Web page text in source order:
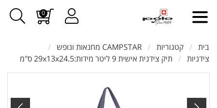
0
בית קטגוריות
CAMPSTAR מחנאות ונופש
צידניות
תיק צידנית אישית 9 ליטר מידות:29x13x24.5 ס"מ